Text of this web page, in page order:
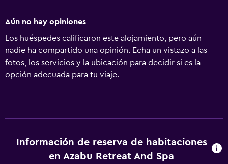
Aún no hay opiniones
Los huéspedes calificaron este alojamiento, pero aún
nadie ha compartido una opinión. Echa un vistazo a las
fotos, los servicios y la ubicación para decidir si es la
opción adecuada para tu viaje.
Información de reserva de habitaciones
en Azabu Retreat And Spa